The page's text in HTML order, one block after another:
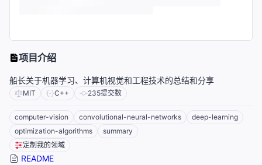
项目介绍
船长关于机器学习、计算机视觉和工程技术的总结和分享
MIT C++ 235提交数
computer-vision convolutional-neural-networks
deep-learning
optimization-algorithms
summary
定制我的领域
README